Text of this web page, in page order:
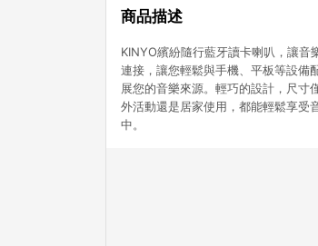
商品描述
KINYO繽紛隨行藍牙讀卡喇叭，讓
連接，讓您輕鬆與手機、平板等設備
展您的音樂來源。輕巧的設計，尺
外活動還是居家使用，都能輕鬆享受
中。